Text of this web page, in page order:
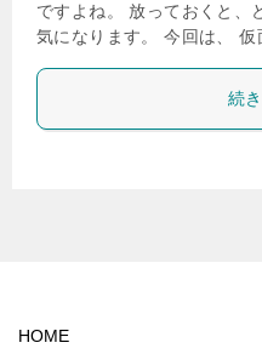
ですよね。 放っておくと、
気になります。 今回は、
続
HOME